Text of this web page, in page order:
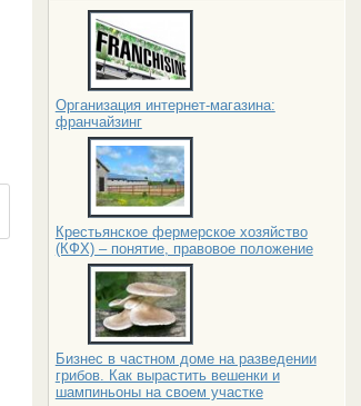
Организация интернет-магазина:
франчайзинг
Крестьянское фермерское хозяйство
(КФХ) – понятие, правовое положение
Бизнес в частном доме на разведении
грибов. Как вырастить вешенки и
шампиньоны на своем участке